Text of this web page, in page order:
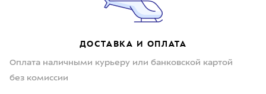
ДОСТАВКА И ОПЛАТА
Оплата наличными курьеру или банковской картой
без комиссии